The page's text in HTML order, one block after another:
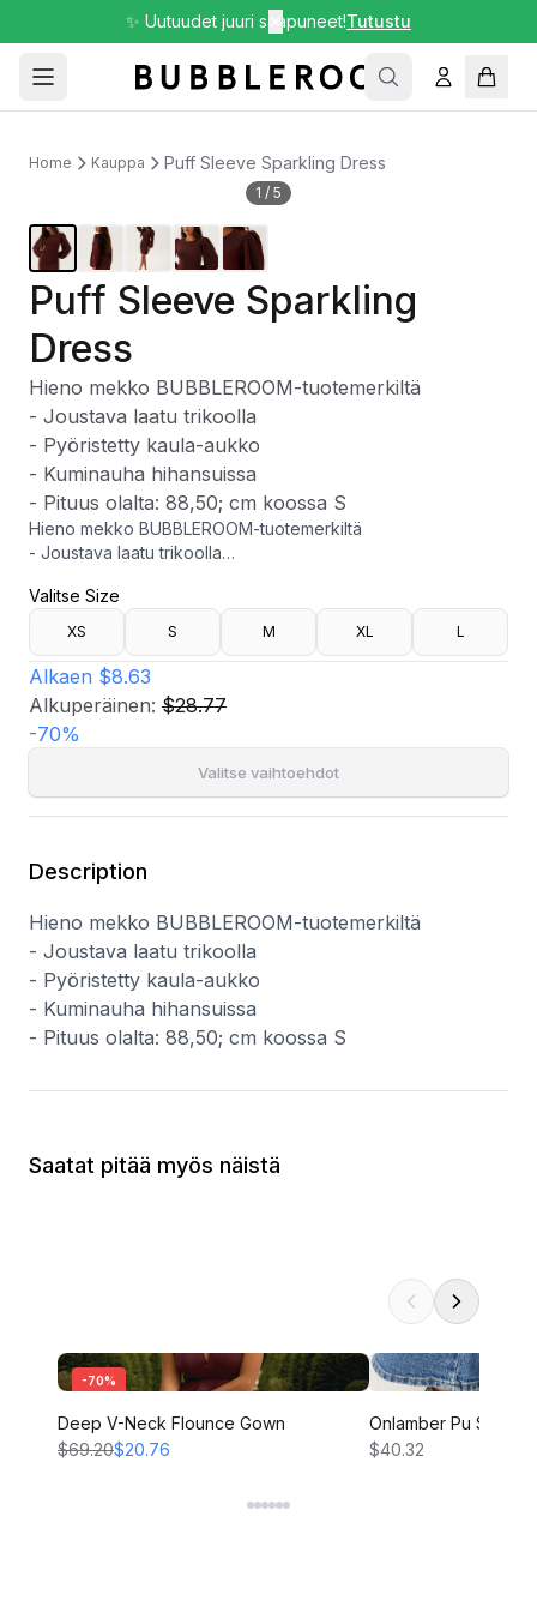
✨ Uutuudet juuri saapuneet!Tutustu
Home Kauppa Puff Sleeve Sparkling Dress
1 / 5
Puff Sleeve Sparkling
Dress
Hieno mekko BUBBLEROOM-tuotemerkiltä
- Joustava laatu trikoolla
- Pyöristetty kaula-aukko
- Kuminauha hihansuissa
- Pituus olalta: 88,50; cm koossa S
Hieno mekko BUBBLEROOM-tuotemerkiltä
- Joustava laatu trikoolla
- Kuminauha hihansuissa
- Pituus olalta: 88,50; cm koossa S
Valitse Size
XS S M XL L
Alkaen $8.63
Alkuperäinen: $28.77
-70%
Valitse vaihtoehdot
Description
Hieno mekko BUBBLEROOM-tuotemerkiltä
- Joustava laatu trikoolla
- Pyöristetty kaula-aukko
- Kuminauha hihansuissa
- Pituus olalta: 88,50; cm koossa S
Saatat pitää myös näistä
-70%
Deep V-Neck Flounce Gown
$69.20$20.76
Onlamber Pu
$40.32